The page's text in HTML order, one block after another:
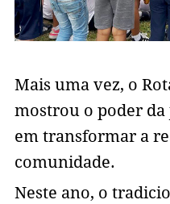
Mais uma vez, o
mostrou o poder
em transformar a
comunidade.
Neste ano, o